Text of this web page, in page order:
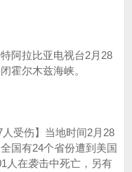
阿拉比亚电视台2月28
霍尔木兹海峡。
人受伤】当地时间2月28
国有24个省份遭到美国
人在袭击中死亡，另有